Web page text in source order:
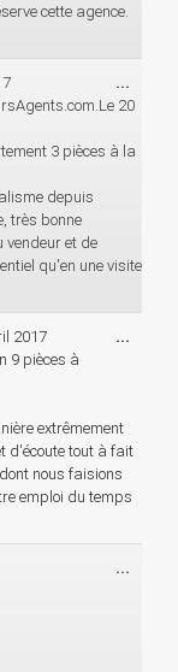
cette agence.
20
3 pièces à la
depuis
très bonne
vendeur et de
qu'en une visite
...
cette
méta.
2017
9 pièces à
extrêmement
d'écoute tout à fait
nous faisions
emploi du temps
...
...